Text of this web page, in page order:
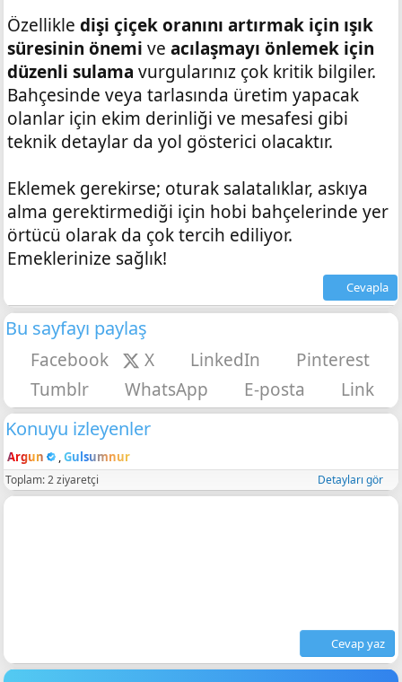
Özellikle dişi çiçek oranını artırmak için ışık
süresinin önemi ve acılaşmayı önlemek için
düzenli sulama vurgularınız çok kritik bilgiler.
Bahçesinde veya tarlasında üretim yapacak
olanlar için ekim derinliği ve mesafesi gibi
teknik detaylar da yol gösterici olacaktır.
Eklemek gerekirse; oturak salatalıklar, askıya
alma gerektirmediği için hobi bahçelerinde yer
örtücü olarak da çok tercih ediliyor.
Emeklerinize sağlık!
Cevapla
Bu sayfayı paylaş
Facebook X LinkedIn
Pinterest
Tumblr
WhatsApp E-posta Link
Konuyu izleyenler
Argun Gulsumnur
Toplam: 2 ziyaretçi Detayları gör
Cevap yaz